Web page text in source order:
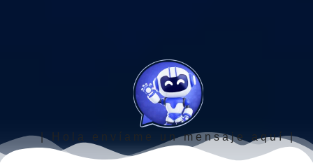
| Hola envíame un mensaje aquí |